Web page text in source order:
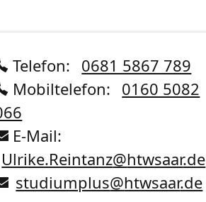
Telefon: 0681 5867 789
Mobiltelefon: 0160 5082
E-Mail:
Ulrike.Reintanz@htwsaar.de
studiumplus@htwsaar.de